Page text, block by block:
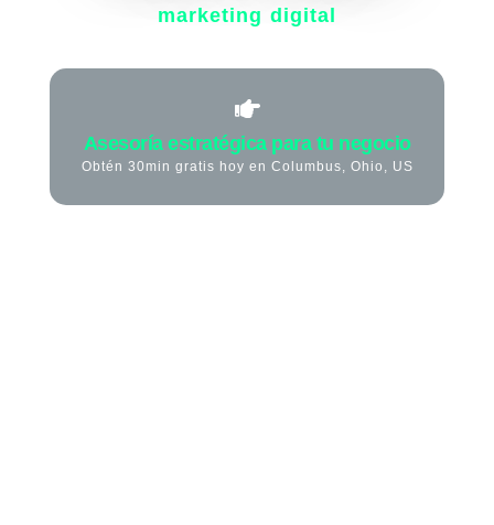
marketing digital
Asesoría estratégica para tu negocio
Obtén 30min gratis hoy en Columbus, Ohio, US